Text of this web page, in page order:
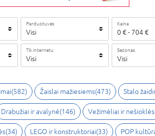
Parduotuvės
Visi
Kaina
0 €- 704€
Tik internetu
Visi
Sezonas
Visi
(582) Žaislai mažiesiems(473) Stalo
Drabužiai ir avalynė(146) Vežimėliai ir nešioklės
(34) LEGO ir konstruktoriai(33) POP